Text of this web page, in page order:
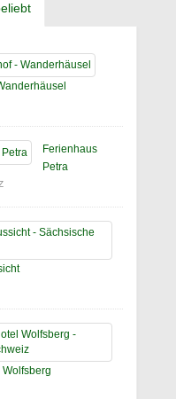
Ferienhaus
Petra